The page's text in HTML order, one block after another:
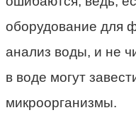
оборудование для
анализ воды, и не
в воде могут
микроорганизмы.